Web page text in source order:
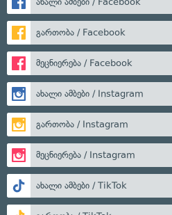
გართობა / Facebook
მეცნიერება / Facebook
ახალი ამბები / Instagram
გართობა / Instagram
მეცნიერება / Instagram
ახალი ამბები / TikTok